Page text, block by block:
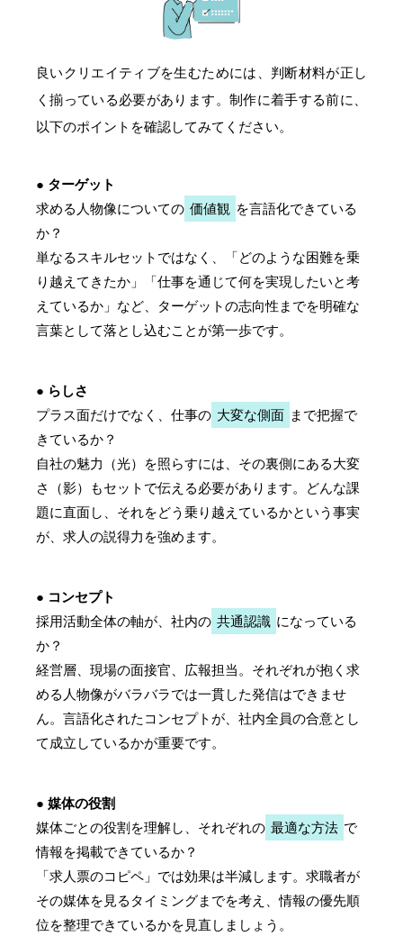
良いクリエイティブを生むためには、判断材料が正し
く揃っている必要があります。制作に着手する前に、
以下のポイントを確認してみてください。
● ターゲット
求める人物像についての 価値観 を言語化できている
か？
単なるスキルセットではなく、「どのような困難を乗
り越えてきたか」「仕事を通じて何を実現したいと考
えているか」など、ターゲットの志向性までを明確な
言葉として落とし込むことが第一歩です。
● らしさ
プラス面だけでなく、仕事の 大変な側面 まで把握で
きているか？
自社の魅力（光）を照らすには、その裏側にある大変
さ（影）もセットで伝える必要があります。どんな課
題に直面し、それをどう乗り越えているかという事実
が、求人の説得力を強めます。
● コンセプト
採用活動全体の軸が、社内の 共通認識 になっている
か？
経営層、現場の面接官、広報担当。それぞれが抱く求
める人物像がバラバラでは一貫した発信はできませ
ん。言語化されたコンセプトが、社内全員の合意とし
て成立しているかが重要です。
● 媒体の役割
媒体ごとの役割を理解し、それぞれの 最適な方法 で
情報を掲載できているか？
「求人票のコピペ」では効果は半減します。求職者が
その媒体を見るタイミングまでを考え、情報の優先順
位を整理できているかを見直しましょう。